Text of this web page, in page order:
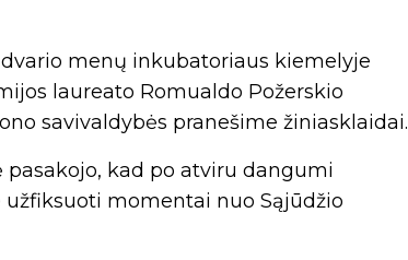
menų inkubatoriaus kiemelyje
laureato Romualdo Požerskio
savivaldybės pranešime žiniasklaidai.
kad po atviru dangumi
momentai nuo Sąjūdžio